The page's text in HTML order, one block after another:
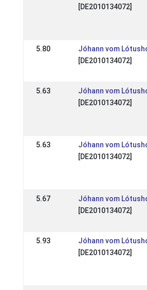
[DE2010134072]
5.80
Jóhann vom
[DE2010134072]
5.63
Jóhann vom
[DE2010134072]
5.63
Jóhann vom
[DE2010134072]
5.67
Jóhann vom
[DE2010134072]
5.93
Jóhann vom
[DE2010134072]